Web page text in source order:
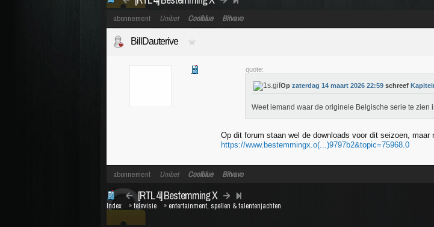
abonnement Unibet Coolblue Bitvavo
BillDauterive
quote:
Op zaterdag 14 maart 2026 22:59 schreef
Weet iemand waar de originele Belgische serie te zien
Op dit forum staan wel de downloads voor dit seizoen, maar
https://www.bestemmingx.o(...)9797b2&topic=75968.0
abonnement Unibet Coolblue Bitvavo
[RTL 4] Bestemming X
Index »televisie » entertainment, spellen & talentenjachten